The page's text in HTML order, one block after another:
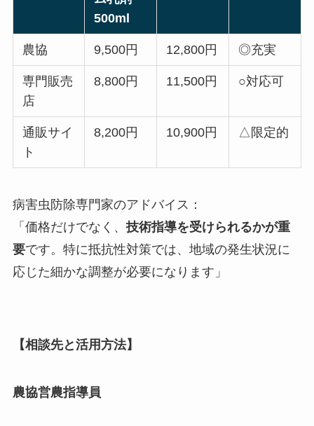
500ml
農協 9,500円 12,800円 ◎充実
専門販売
店
8,800円 11,500円 ○対応可
通販サイ
ト
8,200円 10,900円 △限定的
病害虫防除専門家のアドバイス：
「価格だけでなく、 技術指導を受けられるかが重
要です。特に抵抗性対策では、地域の発生状況に
応じた細かな調整が必要になります」
【相談先と活用方法】
農協営農指導員